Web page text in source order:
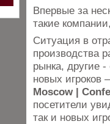
Впервые за
такие
Ситуация в
производства
рынка, другие
новых игроков
Moscow |
посетители
так и новых